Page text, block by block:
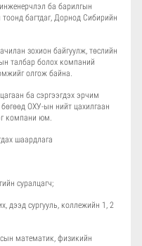
ба барилгын
багтдаг, Дорнод Сибирийн
зохион байгуулж, төслийн
талбар болох компаний
олгож байна.
ба сэргээгдэх эрчим
ОХУ-ын нийт цахилгаан
компани юм.
шаардлага
суралцагч;
дээд сургууль, коллежийн 1, 2
математик, физикийн